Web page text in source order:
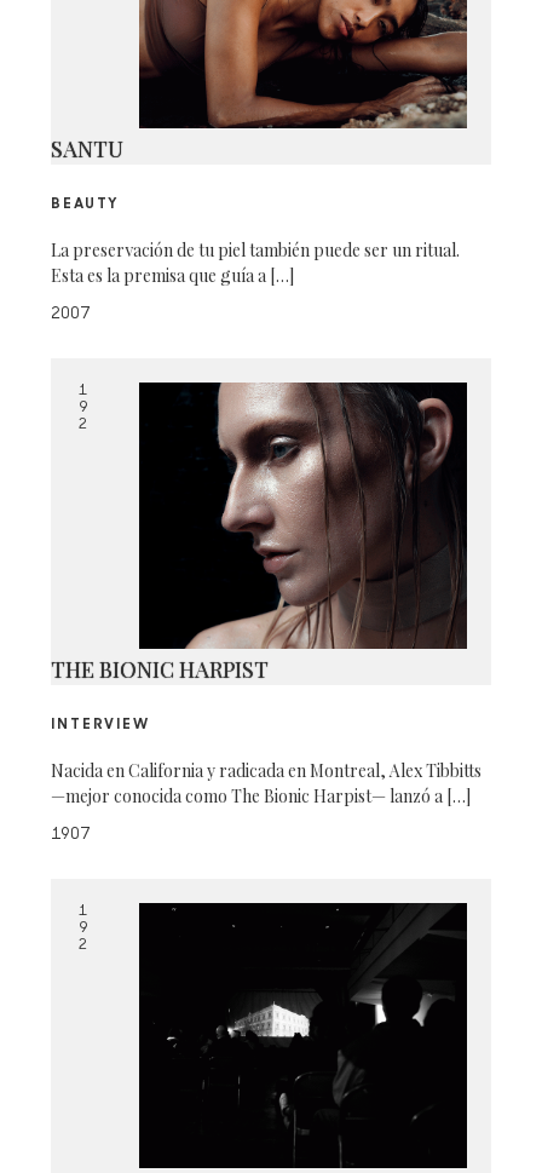
SANTU
BEAUTY
La preservación de tu piel también puede ser un ritual.
Esta es la premisa que guía a […]
2007
1
9
2
THE BIONIC HARPIST
INTERVIEW
Nacida en California y radicada en Montreal, Alex Tibbitts
—mejor conocida como The Bionic Harpist— lanzó a […]
1907
1
9
2